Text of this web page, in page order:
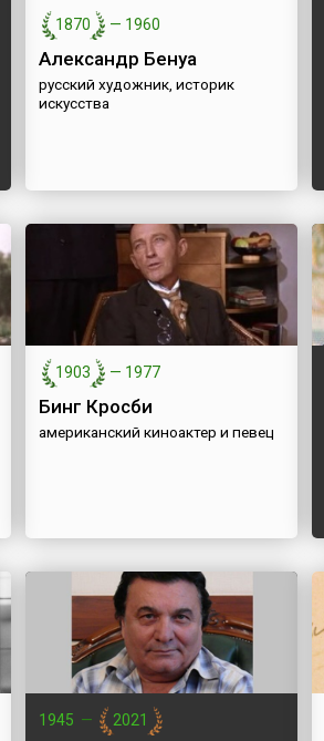
1870 — 1960
Александр Бенуа
русский художник, историк
искусства
1903 — 1977
Бинг Кросби
американский киноактер и певец
1945 — 2021